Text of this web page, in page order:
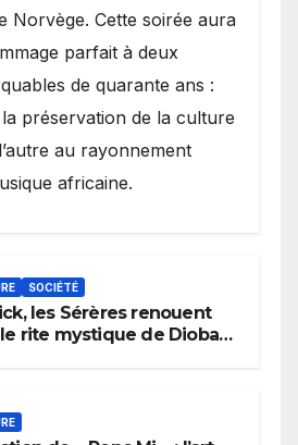
Norvège. Cette soirée aura
parfait à deux
de quarante ans :
préservation de la culture
au rayonnement
africaine.
SOCIÉTÉ
les Sérères renouent
rite mystique de Diobaye